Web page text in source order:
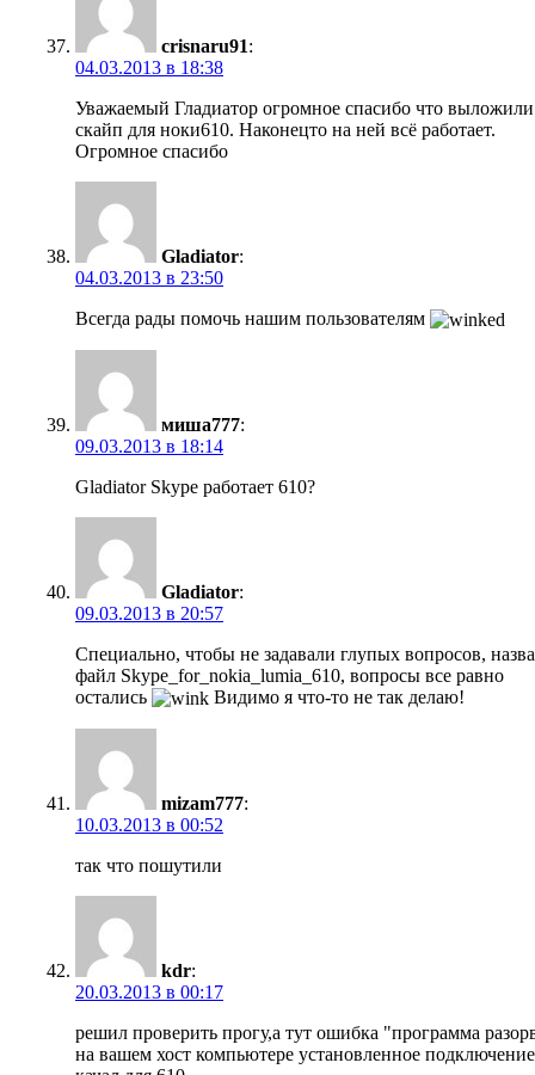
crisnaru91:
04.03.2013 в 18:38
Уважаемый Гладиатор огромное спасибо что выложили
скайп для ноки610. Наконецто на ней всё работает.
Огромное спасибо
Gladiator:
04.03.2013 в 23:50
Всегда рады помочь нашим пользователям
миша777:
09.03.2013 в 18:14
Gladiator Skype работает 610?
Gladiator:
09.03.2013 в 20:57
Специально, чтобы не задавали глупых вопросов,
файл Skype_for_nokia_lumia_610, вопросы все равно
остались
Видимо я что-то не так делаю!
mizam777:
10.03.2013 в 00:52
так что пошутили
kdr:
20.03.2013 в 00:17
решил проверить прогу,а тут ошибка "программа
на вашем хост компьютере установленное